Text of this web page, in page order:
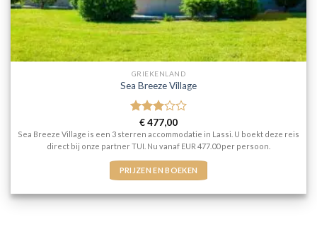
GRIEKENLAND
Sea Breeze Village
Gewaardeerd
3uit 5
€477,00
Sea Breeze Village is een 3 sterren accommodatie in Lassi. U boekt deze reis
direct bij onze partner TUI. Nu vanaf EUR 477.00 per persoon.
PRIJZEN EN BOEKEN